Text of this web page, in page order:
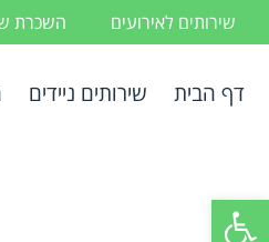
פתח סרגל נגישות
שירותים לאירועים השכרת
דף הבית שירותים ניידים